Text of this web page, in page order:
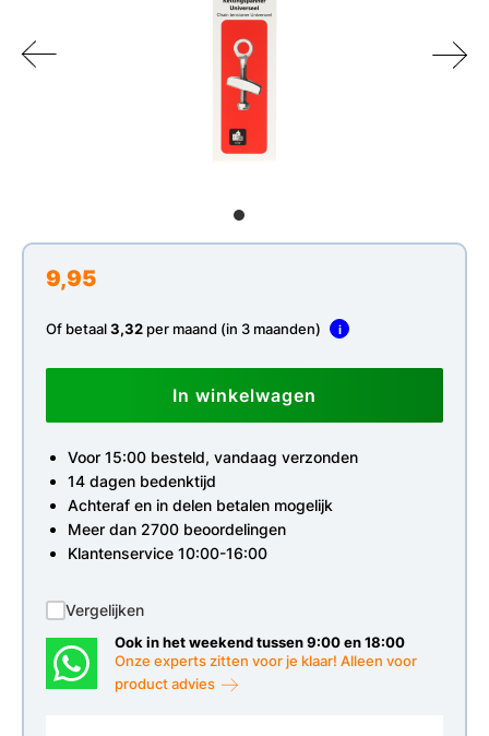
9,95
Of betaal3,32 per maand (in 3 maanden) i
In winkelwagen
Voor 15:00 besteld, vandaag verzonden
14 dagen bedenktijd
Achteraf en in delen betalen mogelijk
Meer dan 2700 beoordelingen
Klantenservice 10:00-16:00
Vergelijken
Ook in het weekend tussen 9:00 en 18:00
Onze experts zitten voor je klaar! Alleen voor
product advies